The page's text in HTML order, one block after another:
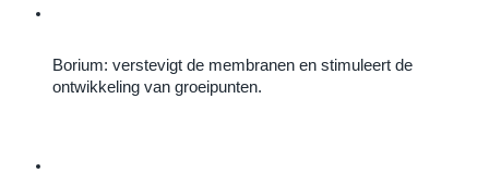
Borium: verstevigt de membranen en stimuleert de
ontwikkeling van groeipunten.